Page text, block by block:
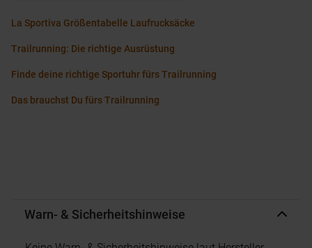
La Sportiva Größentabelle Laufrucksäcke
Trailrunning: Die richtige Ausrüstung
Finde deine richtige Sportuhr fürs Trailrunning
Das brauchst Du fürs Trailrunning
Warn- & Sicherheitshinweise